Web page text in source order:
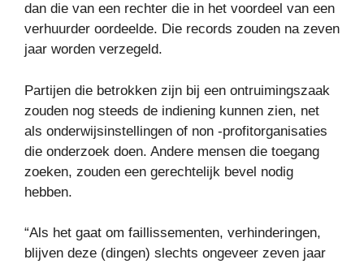
dan die van een rechter die in het voordeel van een
verhuurder oordeelde. Die records zouden na zeven
jaar worden verzegeld.
Partijen die betrokken zijn bij een ontruimingszaak
zouden nog steeds de indiening kunnen zien, net
als onderwijsinstellingen of non -profitorganisaties
die onderzoek doen. Andere mensen die toegang
zoeken, zouden een gerechtelijk bevel nodig
hebben.
“Als het gaat om faillissementen, verhinderingen,
blijven deze (dingen) slechts ongeveer zeven jaar